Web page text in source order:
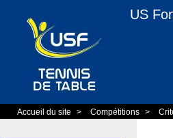
US
Accueil du site > Compétitions >